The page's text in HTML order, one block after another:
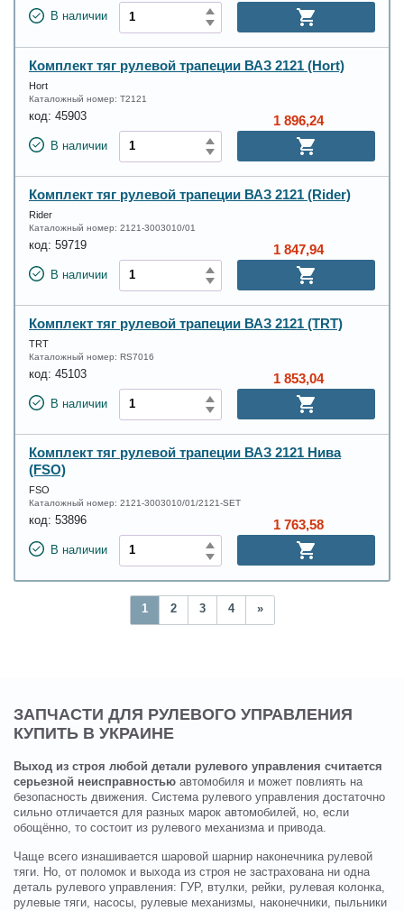
В наличии
Комплект тяг рулевой трапеции ВАЗ 2121 (Hort)
Hort
Каталожный номер: T2121
код: 45903
В наличии
1 896,24
Комплект тяг рулевой трапеции ВАЗ 2121 (Rider)
Rider
Каталожный номер: 2121-3003010/01
код: 59719
В наличии
1 847,94
Комплект тяг рулевой трапеции ВАЗ 2121 (TRT)
TRT
Каталожный номер: RS7016
код: 45103
В наличии
1 853,04
Комплект тяг рулевой трапеции ВАЗ 2121 Нива
(FSO)
FSO
Каталожный номер: 2121-3003010/01/2121-SET
код: 53896
В наличии
1 763,58
1 2 3 4 »
ЗАПЧАСТИ ДЛЯ РУЛЕВОГО УПРАВЛЕНИЯ
КУПИТЬ В УКРАИНЕ
Выход из строя любой детали рулевого управления считается
серьезной неисправностью автомобиля и может повлиять на
безопасность движения. Система рулевого управления достаточно
сильно отличается для разных марок автомобилей, но, если
обощённо, то состоит из рулевого механизма и привода.
Чаще всего изнашивается шаровой шарнир наконечника рулевой
тяги. Но, от поломок и выхода из строя не застрахована ни одна
деталь рулевого управления: ГУР, втулки, рейки, рулевая колонка,
рулевые тяги, насосы, рулевые механизмы, наконечники, пыльники